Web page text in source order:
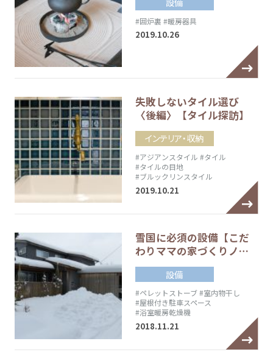
#囲炉裏 #暖房器具
2019.10.26
失敗しないタイル選び
〈後編〉【タイル探訪】
インテリア・収納
#アジアンスタイル #タイル
#タイルの目地
#ブルックリンスタイル
2019.10.21
雪国に必須の設備【こだ
わりママの家づくりノ…
設備
#ペレットストーブ#室内物干し
#屋根付き駐車スペース
#浴室暖房乾燥機
2018.11.21